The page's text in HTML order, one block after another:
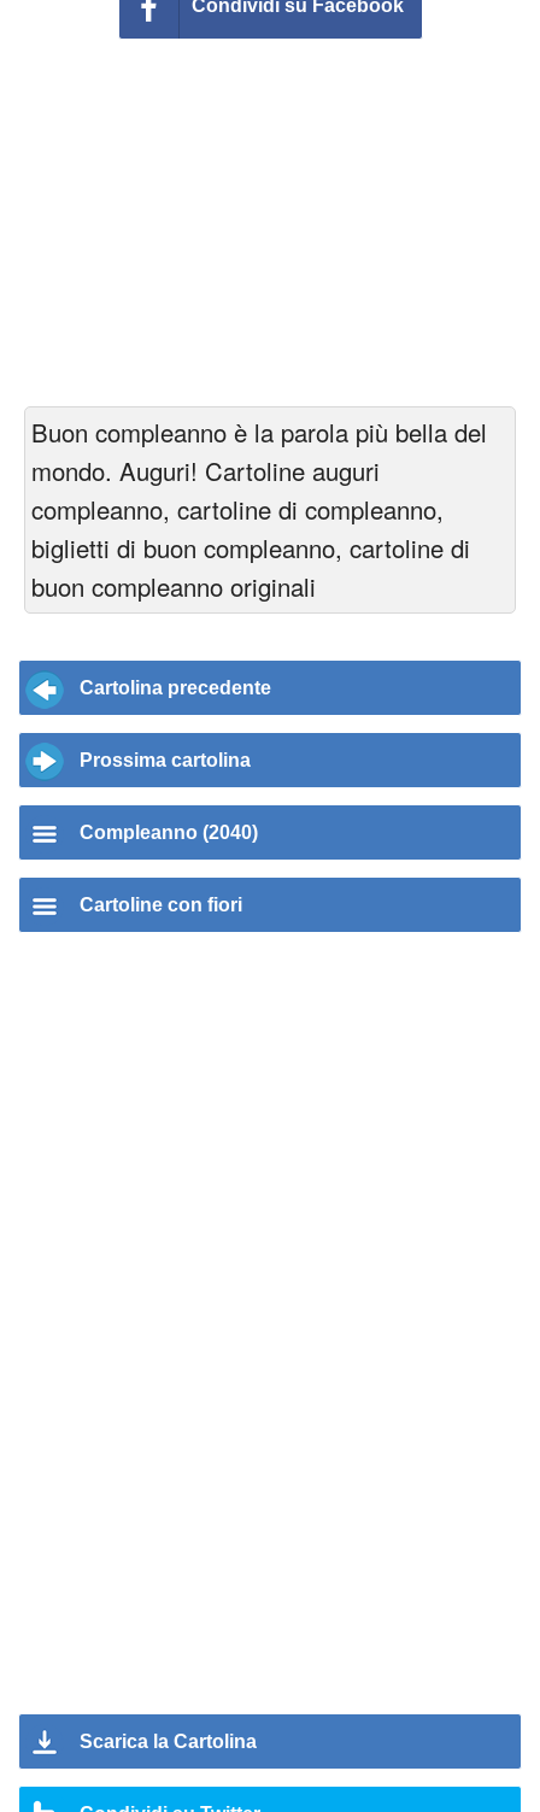
Condividi su Facebook
Buon compleanno è la parola più bella del
mondo. Auguri! Cartoline auguri
compleanno, cartoline di compleanno,
biglietti di buon compleanno, cartoline di
buon compleanno originali
Cartolina precedente
Prossima cartolina
Compleanno (2040)
Cartoline con fiori
Scarica la Cartolina